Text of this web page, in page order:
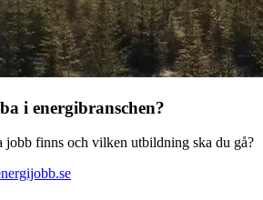
i energibranschen?
jobb finns och vilken utbildning ska du gå?